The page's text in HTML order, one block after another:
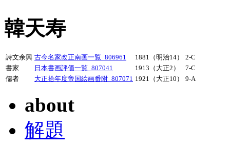
韓天寿
詩文余興 古今名家改正南画一覧_806961 1881（明治14）
2-C
書家
日本書画評価一覧_807041 1913（大正2）
7-C
儒者
大正拾年度帝国絵画番附_807071 1921（大正10） 9-A
about
解題